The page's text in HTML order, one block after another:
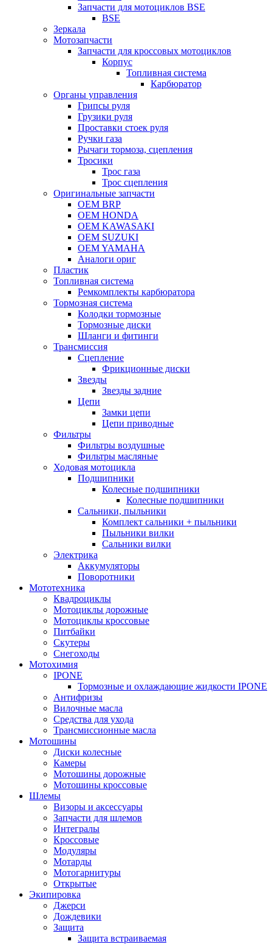
Запчасти для мотоциклов BSE
BSE
Зеркала
Мотозапчасти
Запчасти для кроссовых мотоциклов
Корпус
Топливная система
Карбюратор
Органы управления
Грипсы руля
Грузики руля
Проставки стоек руля
Ручки газа
Рычаги тормоза, сцепления
Тросики
Трос газа
Трос сцепления
Оригинальные запчасти
OEM BRP
OEM HONDA
OEM KAWASAKI
OEM SUZUKI
OEM YAMAHA
Аналоги ориг
Пластик
Топливная система
Ремкомплекты карбюратора
Тормозная система
Колодки тормозные
Тормозные диски
Шланги и фитинги
Трансмиссия
Cцепление
Фрикционные диски
Звезды
Звезды задние
Цепи
Замки цепи
Цепи приводные
Фильтры
Фильтры воздушные
Фильтры масляные
Ходовая мотоцикла
Подшипники
Колесные подшипники
Колесные подшипники
Сальники, пыльники
Комплект сальники + пыльники
Пыльники вилки
Сальники вилки
Электрика
Аккумуляторы
Поворотники
Мототехника
Квадроциклы
Мотоциклы дорожные
Мотоциклы кроссовые
Питбайки
Скутеры
Снегоходы
Мотохимия
IPONE
Тормозные и охлаждающие жидкости IPONE
Антифризы
Вилочные масла
Средства для ухода
Трансмиссионные масла
Мотошины
Диски колесные
Камеры
Мотошины дорожные
Мотошины кроссовые
Шлемы
Визоры и аксессуары
Запчасти для шлемов
Интегралы
Кроссовые
Модуляры
Мотарды
Мотогарнитуры
Открытые
Экипировка
Джерси
Дождевики
Защита
Защита встраиваемая